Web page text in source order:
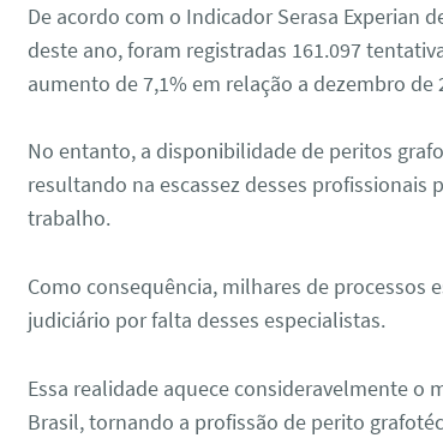
De acordo com o Indicador Serasa Experian
deste ano, foram registradas 161.097
aumento de 7,1% em relação a dezembro de
No entanto, a disponibilidade de peritos
resultando na escassez desses profissionais
trabalho.
Como consequência, milhares de processos
judiciário por falta desses especialistas.
Essa realidade aquece consideravelmente o
Brasil, tornando a profissão de perito